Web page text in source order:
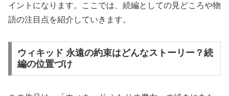
イントになります。ここでは、続編としての見どころや物
語の注目点を紹介していきます。
ウィキッド 永遠の約束はどんなストーリー？続
編の位置づけ